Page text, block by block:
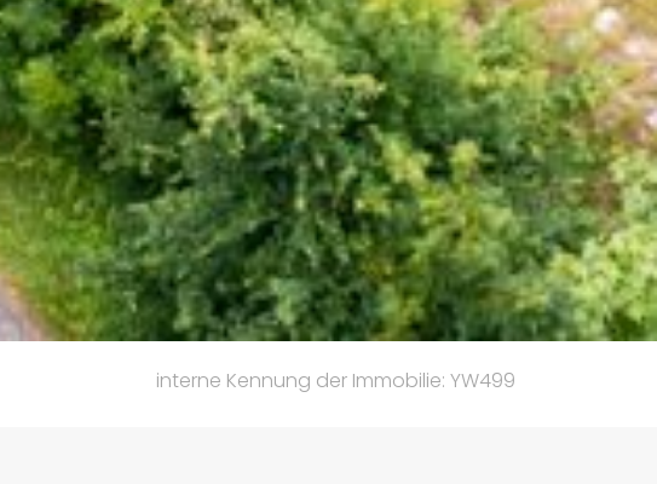
interne Kennung der Immobilie: YW499